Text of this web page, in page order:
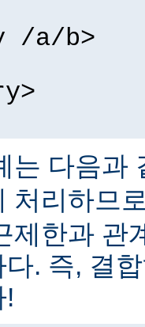
/a/b>
는 다음과
처리하므
제한과 관
. 즉, 결
!